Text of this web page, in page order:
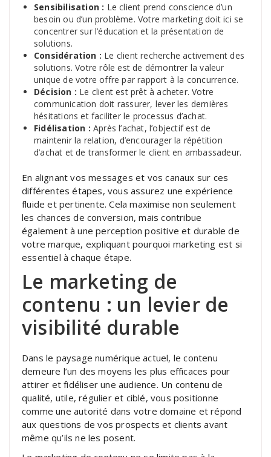
Sensibilisation : Le client prend conscience d’un
besoin ou d’un problème. Votre marketing doit ici se
concentrer sur l’éducation et la présentation de
solutions.
Considération : Le client recherche activement des
solutions. Votre rôle est de démontrer la valeur
unique de votre offre par rapport à la concurrence.
Décision : Le client est prêt à acheter. Votre
communication doit rassurer, lever les dernières
hésitations et faciliter le processus d’achat.
Fidélisation : Après l’achat, l’objectif est de
maintenir la relation, d’encourager la répétition
d’achat et de transformer le client en ambassadeur.
En alignant vos messages et vos canaux sur ces
différentes étapes, vous assurez une expérience
fluide et pertinente. Cela maximise non seulement
les chances de conversion, mais contribue
également à une perception positive et durable de
votre marque, expliquant pourquoi marketing est si
essentiel à chaque étape.
Le marketing de
contenu : un levier de
visibilité durable
Dans le paysage numérique actuel, le contenu
demeure l’un des moyens les plus efficaces pour
attirer et fidéliser une audience. Un contenu de
qualité, utile, régulier et ciblé, vous positionne
comme une autorité dans votre domaine et répond
aux questions de vos prospects et clients avant
même qu’ils ne les posent.